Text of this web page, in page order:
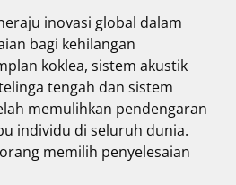
inovasi global dalam
bagi kehilangan
koklea, sistem akustik
tengah dan sistem
memulihkan pendengaran
individu di seluruh dunia.
memilih penyelesaian